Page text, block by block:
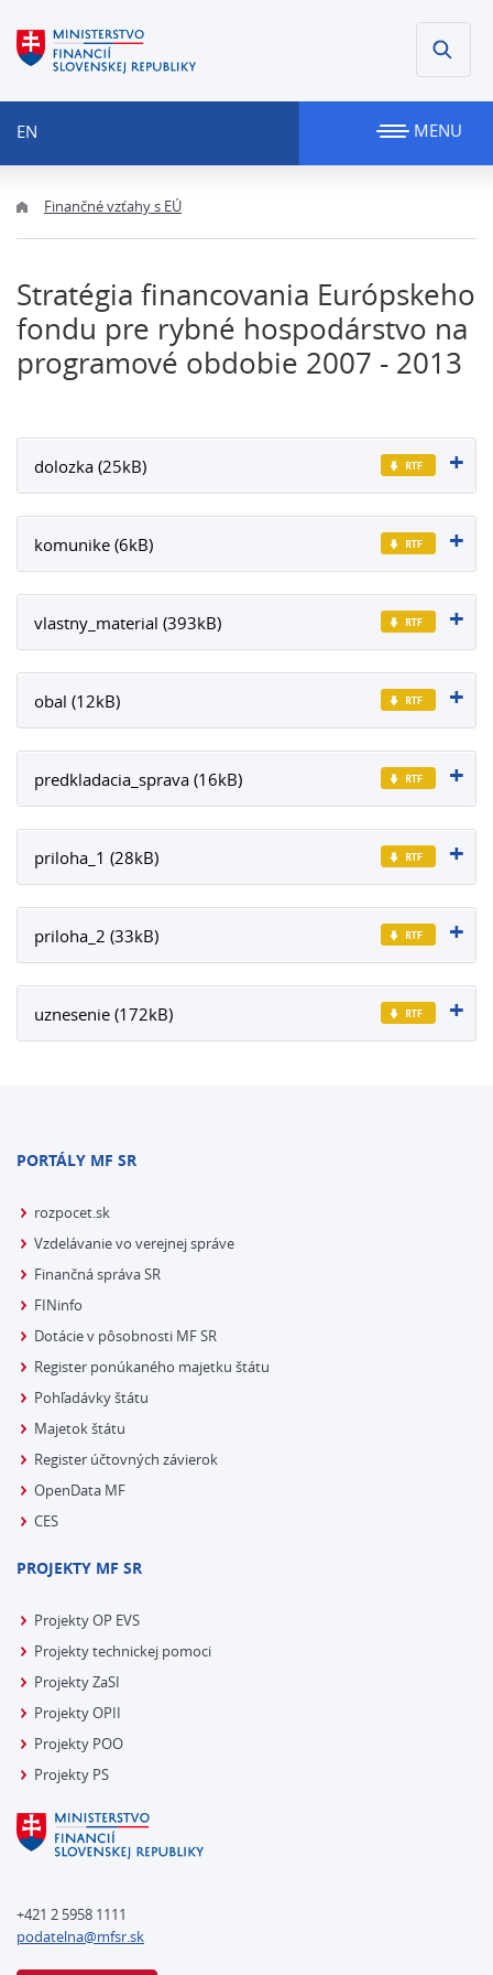
EN MENU
Finančné vzťahy s EÚ
Stratégia financovania Európskeho
fondu pre rybné hospodárstvo na
programové obdobie 2007 - 2013
dolozka (25kB)
komunike (6kB)
vlastny_material (393kB)
obal (12kB)
predkladacia_sprava (16kB)
priloha_1 (28kB)
priloha_2 (33kB)
uznesenie (172kB)
PORTÁLY MF SR
rozpocet.sk
Vzdelávanie vo verejnej správe
Finančná správa SR
FINinfo
Dotácie v pôsobnosti MF SR
Register ponúkaného majetku štátu
Pohľadávky štátu
Majetok štátu
Register účtovných závierok
OpenData MF
CES
PROJEKTY MF SR
Projekty OP EVS
Projekty technickej pomoci
Projekty ZaSI
Projekty OPII
Projekty POO
Projekty PS
+421 2 5958 1111
podatelna@mfsr.sk